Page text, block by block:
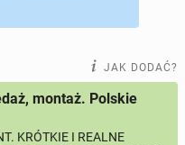
JAK DODAĆ?
montaż. Polskie
KRÓTKIE I REALNE